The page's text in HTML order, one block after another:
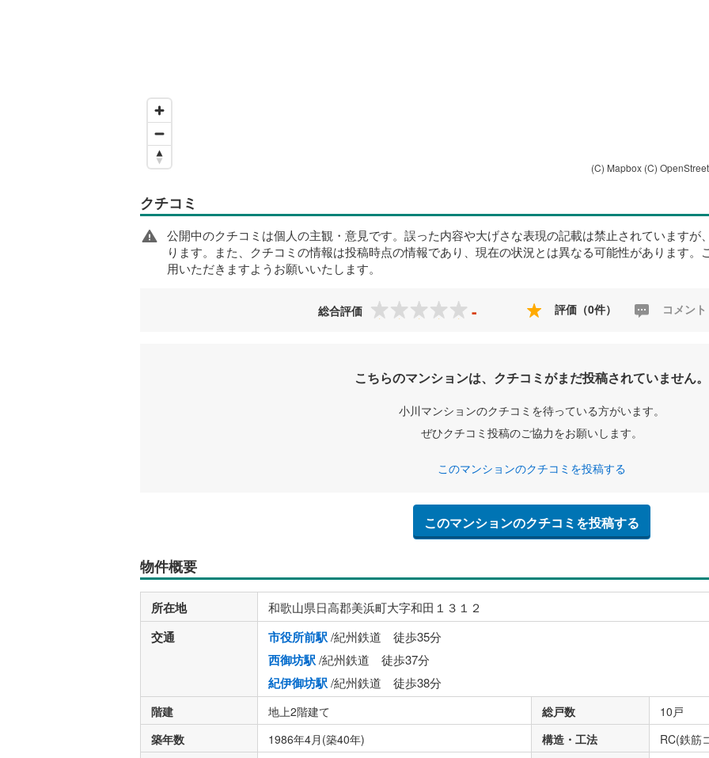
(C) Mapbox (C)
クチコミ
公開中のクチコミは個人の主観・意見です。誤った内容や大げさな表現の記載は禁止されていますが
ります。また、クチコミの情報は投稿時点の情報であり、現在の状況とは異なる可能性があります
用いただきますようお願いいたします。
総合評価 - 評価（0件） コメント
こちらのマンションは、クチコミがまだ投稿されていません。
小川マンションのクチコミを待っている方がいます。
ぜひクチコミ投稿のご協力をお願いします。
このマンションのクチコミを投稿する
このマンションのクチコミを投稿する
物件概要
所在地 和歌山県日高郡美浜町大字和田１３１２
交通 市役所前駅/紀州鉄道 徒歩35分
西御坊駅/紀州鉄道 徒歩37分
紀伊御坊駅/紀州鉄道 徒歩38分
階建 地上2階建て 総戸数
10戸
築年数
1986年4月(築40年) 構造・工法
RC(鉄筋